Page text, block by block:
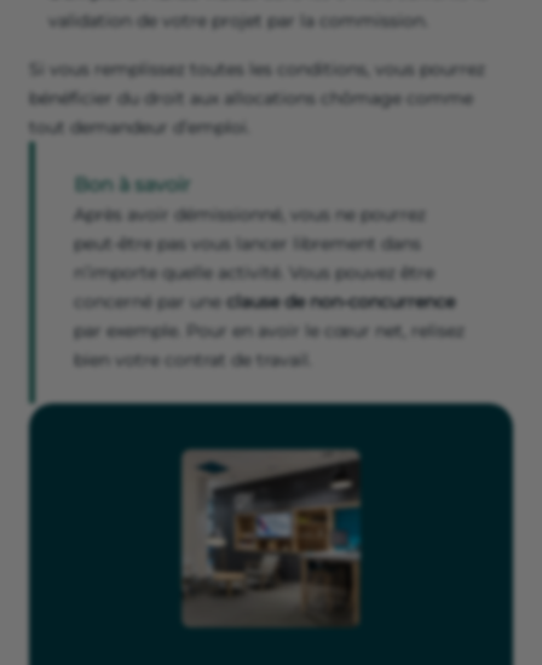
validation de votre projet par la commission.
Si vous remplissez toutes les conditions, vous pourrez
bénéficier du droit aux allocations chômage comme
tout demandeur d’emploi.
Bon à savoir
Après avoir démissionné, vous ne pourrez
peut-être pas vous lancer librement dans
n’importe quelle activité. Vous pouvez être
concerné par une clause de non-concurrence
par exemple. Pour en avoir le cœur net, relisez
bien votre contrat de travail.